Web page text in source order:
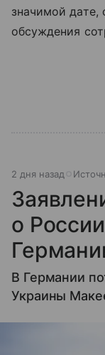
значимой
обсуждения
2 дня назад
о
В Германии
Украины